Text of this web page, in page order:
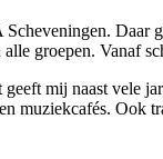
Daar
groepen. Vanaf
mij naast vele
muziekcafés. Ook